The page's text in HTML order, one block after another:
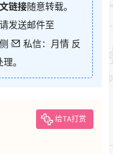
链接随意转载。
发送邮件至
私信：月情 反
。
给TA打赏